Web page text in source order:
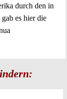
durch den in
gab es hier die